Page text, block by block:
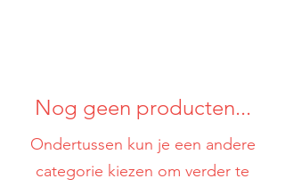
Nog geen producten...
Ondertussen kun je een andere
categorie kiezen om verder te